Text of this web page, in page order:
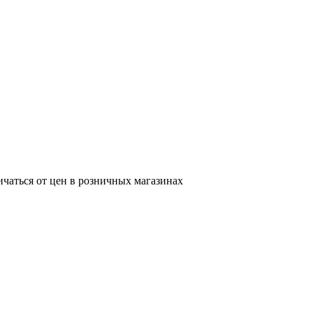
от цен в розничных магазинах